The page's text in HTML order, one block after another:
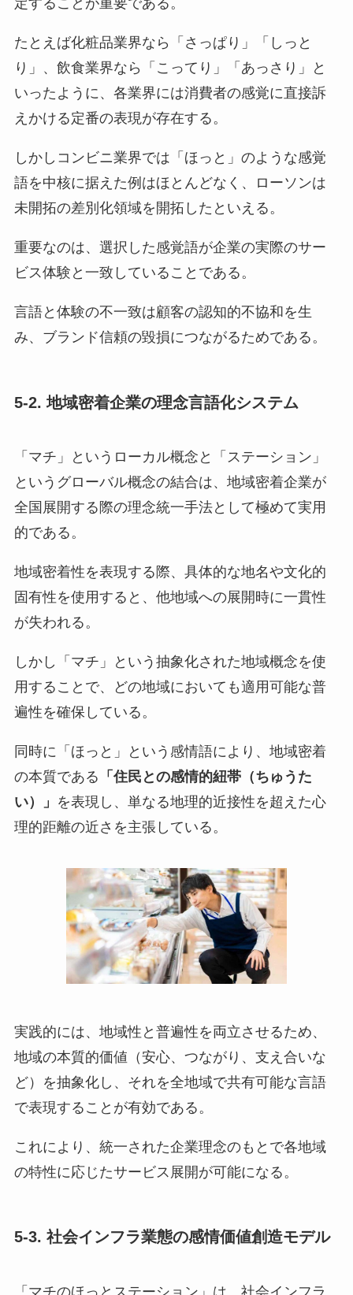
定することが重要である。
たとえば化粧品業界なら「さっぱり」「しっと
り」、飲食業界なら「こってり」「あっさり」と
いったように、各業界には消費者の感覚に直接訴
えかける定番の表現が存在する。
しかしコンビニ業界では「ほっと」のような感覚
語を中核に据えた例はほとんどなく、ローソンは
未開拓の差別化領域を開拓したといえる。
重要なのは、選択した感覚語が企業の実際のサー
ビス体験と一致していることである。
言語と体験の不一致は顧客の認知的不協和を生
み、ブランド信頼の毀損につながるためである。
5-2. 地域密着企業の理念言語化システム
「マチ」というローカル概念と「ステーション」
というグローバル概念の結合は、地域密着企業が
全国展開する際の理念統一手法として極めて実用
的である。
地域密着性を表現する際、具体的な地名や文化的
固有性を使用すると、他地域への展開時に一貫性
が失われる。
しかし「マチ」という抽象化された地域概念を使
用することで、どの地域においても適用可能な普
遍性を確保している。
同時に「ほっと」という感情語により、地域密着
の本質である 「住民との感情的紐帯（ちゅうた
い）」 を表現し、単なる地理的近接性を超えた心
理的距離の近さを主張している。
実践的には、地域性と普遍性を両立させるため、
地域の本質的価値（安心、つながり、支え合いな
ど）を抽象化し、それを全地域で共有可能な言語
で表現することが有効である。
これにより、統一された企業理念のもとで各地域
の特性に応じたサービス展開が可能になる。
5-3. 社会インフラ業態の感情価値創造モデル
「マチのほっとステーション」は、社会インフラ